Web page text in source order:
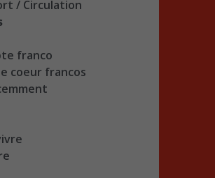
/ Circulation
franco
coeur francos